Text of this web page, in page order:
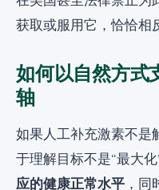
获取或服用它，恰恰相
如何以自然方式
轴
如果人工补充激素不是
于理解目标不是“最大
应的健康正常水平 ，